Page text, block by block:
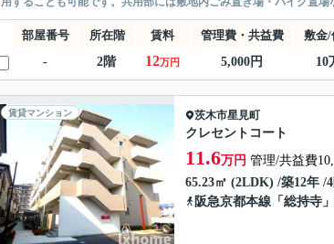
部屋番号 所在階 賃料 管理費・共益費 敷金/
-
2階 12万円 5,000円 10
賃貸マンション 茨木市星見町
クレセントコート
11.6万円 管理/共益費
65.23㎡ (2LDK) /築12年 /
阪急京都本線 「 総持寺